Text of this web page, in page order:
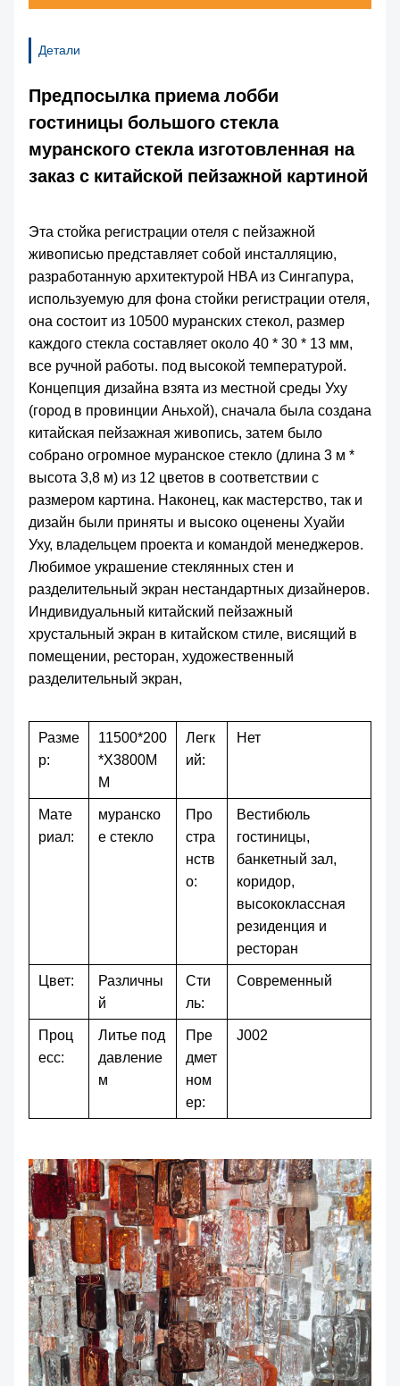
Детали
Предпосылка приема лобби
гостиницы большого стекла
муранского стекла изготовленная на
заказ с китайской пейзажной картиной
Эта стойка регистрации отеля с пейзажной
живописью представляет собой инсталляцию,
разработанную архитектурой HBA из Сингапура,
используемую для фона стойки регистрации отеля,
она состоит из 10500 муранских стекол, размер
каждого стекла составляет около 40 * 30 * 13 мм,
все ручной работы. под высокой температурой.
Концепция дизайна взята из местной среды Уху
(город в провинции Аньхой), сначала была создана
китайская пейзажная живопись, затем было
собрано огромное муранское стекло (длина 3 м *
высота 3,8 м) из 12 цветов в соответствии с
размером картина. Наконец, как мастерство, так и
дизайн были приняты и высоко оценены Хуайи
Уху, владельцем проекта и командой менеджеров.
Любимое украшение стеклянных стен и
разделительный экран нестандартных дизайнеров.
Индивидуальный китайский пейзажный
хрустальный экран в китайском стиле, висящий в
помещении, ресторан, художественный
разделительный экран,
Разме
р:
11500*200
*Х3800М
М
Легк
ий:
Нет
Мате
риал:
муранско
е стекло
Про
стра
нств
о:
Вестибюль
гостиницы,
банкетный зал,
коридор,
высококлассная
резиденция и
ресторан
Цвет:
Различны
й
Сти
ль:
Современный
Проц
есс:
Литье под
давление
м
Пре
дмет
ном
ер:
J002